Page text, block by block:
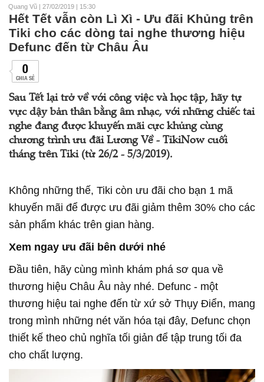
Quang Vũ | 27/02/2019 | 15:30
Hết Tết vẫn còn Lì Xì - Ưu đãi Khủng trên
Tiki cho các dòng tai nghe thương hiệu
Defunc đến từ Châu Âu
0
CHIA SẺ
Sau Tết lại trở về với công việc và học tập, hãy tự
vực dậy bản thân bằng âm nhạc, với những chiếc tai
nghe đang được khuyến mãi cực khủng cùng
chương trình ưu đãi Lương Về - TikiNow cuối
tháng trên Tiki (từ 26/2 - 5/3/2019).
Không những thế, Tiki còn ưu đãi cho bạn 1 mã
khuyến mãi để được ưu đãi giảm thêm 30% cho các
sản phẩm khác trên gian hàng.
Xem ngay ưu đãi bên dưới nhé
Đầu tiên, hãy cùng mình khám phá sơ qua về
thương hiệu Châu Âu này nhé. Defunc - một
thương hiệu tai nghe đến từ xứ sở Thụy Điển, mang
trong mình những nét văn hóa tại đây, Defunc chọn
thiết kế theo chủ nghĩa tối giản để tập trung tối đa
cho chất lượng.